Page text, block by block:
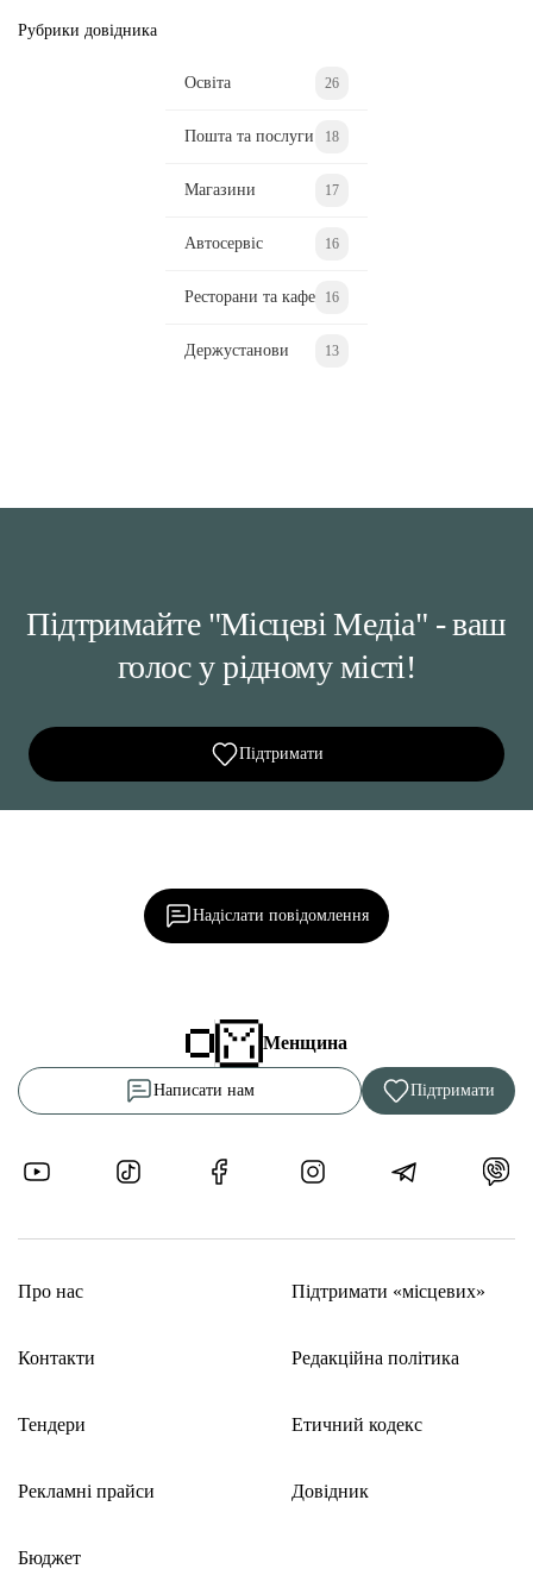
Рубрики довідника
Освіта 26
Пошта та послуги 18
Магазини 17
Автосервіс 16
Ресторани та кафе 16
Держустанови 13
Підтримайте "Місцеві Медіа" - ваш
голос у рідному місті!
Підтримати
Надіслати повідомлення
Менщина
Написати нам Підтримати
Про нас
Контакти
Тендери
Рекламні прайси
Бюджет
Підтримати «місцевих»
Редакційна політика
Етичний кодекс
Довідник